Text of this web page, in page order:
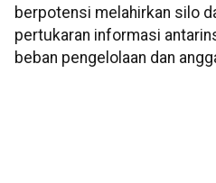
berpotensi melahirkan silo
pertukaran informasi
beban pengelolaan dan